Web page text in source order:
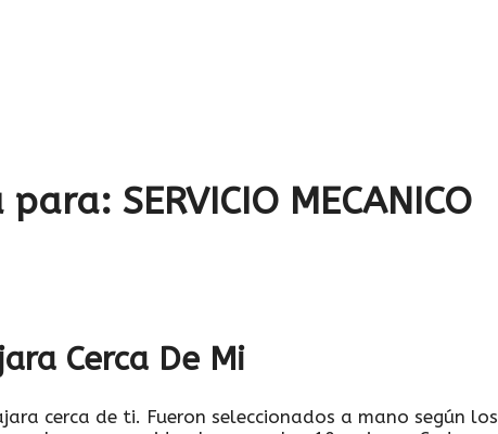
para: SERVICIO MECANICO
Cerca De Mi
cerca de ti. Fueron seleccionados a mano según los